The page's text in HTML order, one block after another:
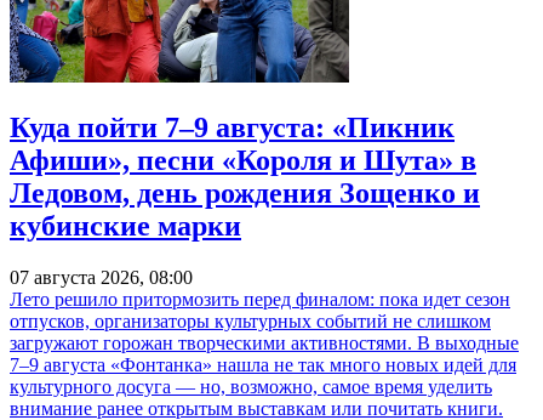
Куда пойти 7–9 августа: «Пикник
Афиши», песни «Короля и Шута» в
Ледовом, день рождения Зощенко и
кубинские марки
07 августа 2026, 08:00
Лето решило притормозить перед финалом: пока идет сезон
отпусков, организаторы культурных событий не слишком
загружают горожан творческими активностями. В выходные
7–9 августа «Фонтанка» нашла не так много новых идей для
культурного досуга — но, возможно, самое время уделить
внимание ранее открытым выставкам или почитать книги.